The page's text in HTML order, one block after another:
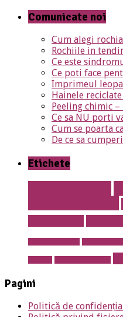
Comunicate noi
Cum alegi
Rochiile in
Ce este
Ce poti face
Imprimeul
Hainele
Peeling chimic
Ce sa NU porti
Cum se poarta
De ce sa
Etichete
Pagini
Politică de